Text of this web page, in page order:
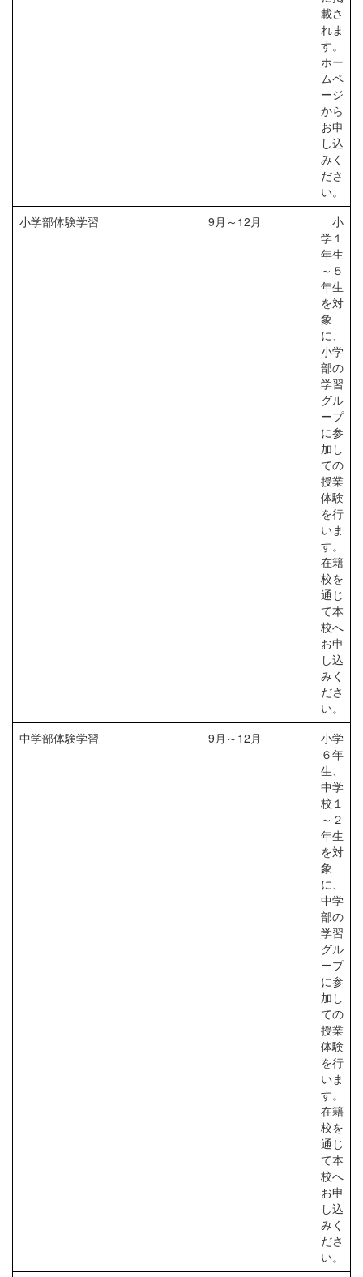
載さ
れま
す。
ホー
ムペ
ージ
から
お申
し込
みく
ださ
い。
小学部体験学習
9月～12月
小
学１
年生
～５
年生
を対
象
に、
小学
部の
学習
グル
ープ
に参
加し
ての
授業
体験
を行
いま
す。
在籍
校を
通じ
て本
校へ
お申
し込
みく
ださ
い。
中学部体験学習
9月～12月
小学
６年
生、
中学
校１
～２
年生
を対
象
に、
中学
部の
学習
グル
ープ
に参
加し
ての
授業
体験
を行
いま
す。
在籍
校を
通じ
て本
校へ
お申
し込
みく
ださ
い。